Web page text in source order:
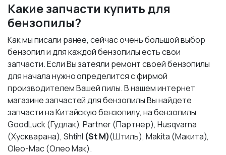
Какие запчасти купить для
бензопилы?
Как мы писали ранее, сейчас очень большой выбор
бензопил и для каждой бензопилы есть свои
запчасти. Если Вы затеяли ремонт своей бензопилы
для начала нужно определится с фирмой
производителем Вашей пилы. В нашем интернет
магазине запчастей для бензопилы Вы найдете
запчасти на Китайскую бензопилу, на бензопилы
GoodLuck (Гудлак), Partner (Партнер), Husqvarna
(Хускварана), Shtihl (St M)(Штиль), Makita (Макита),
Oleo-Mac (Олео Мак).